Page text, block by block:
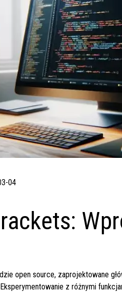
04
open source, zaprojektowane
z różnymi